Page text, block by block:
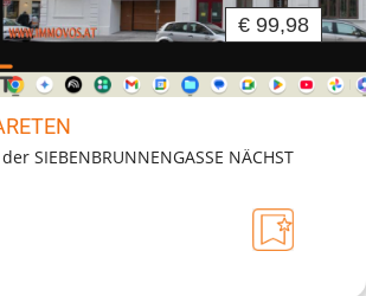
€ 99,98
SIEBENBRUNNENGASSE NÄCHST